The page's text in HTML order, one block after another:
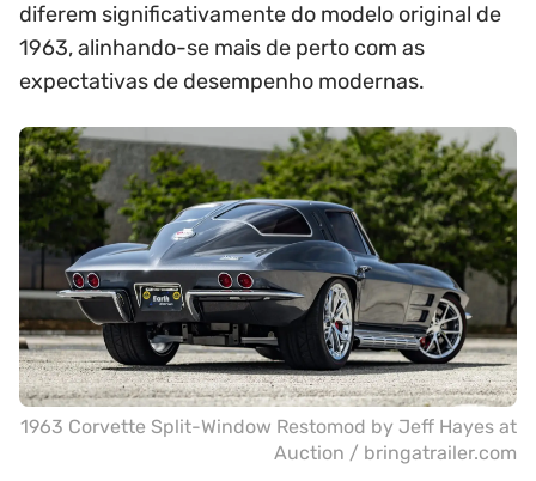
diferem significativamente do modelo original de
1963, alinhando-se mais de perto com as
expectativas de desempenho modernas.
1963 Corvette Split-Window Restomod by Jeff Hayes at
Auction / bringatrailer.com